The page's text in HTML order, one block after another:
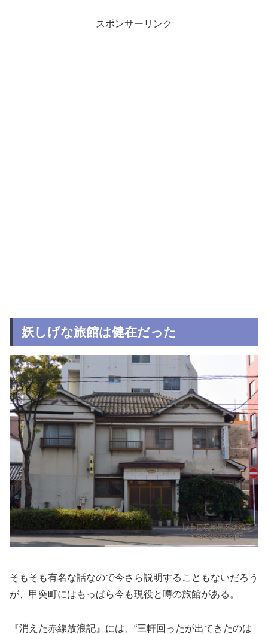
スポンサーリンク
妖しげな旅館は健在だった
そもそも有名な話なので今さら説明することもないだろう
が、甲突町にはもっぱら今も現役と噂の旅館がある。
『消えた赤線放浪記』には、“三軒回ったが出てきたのは